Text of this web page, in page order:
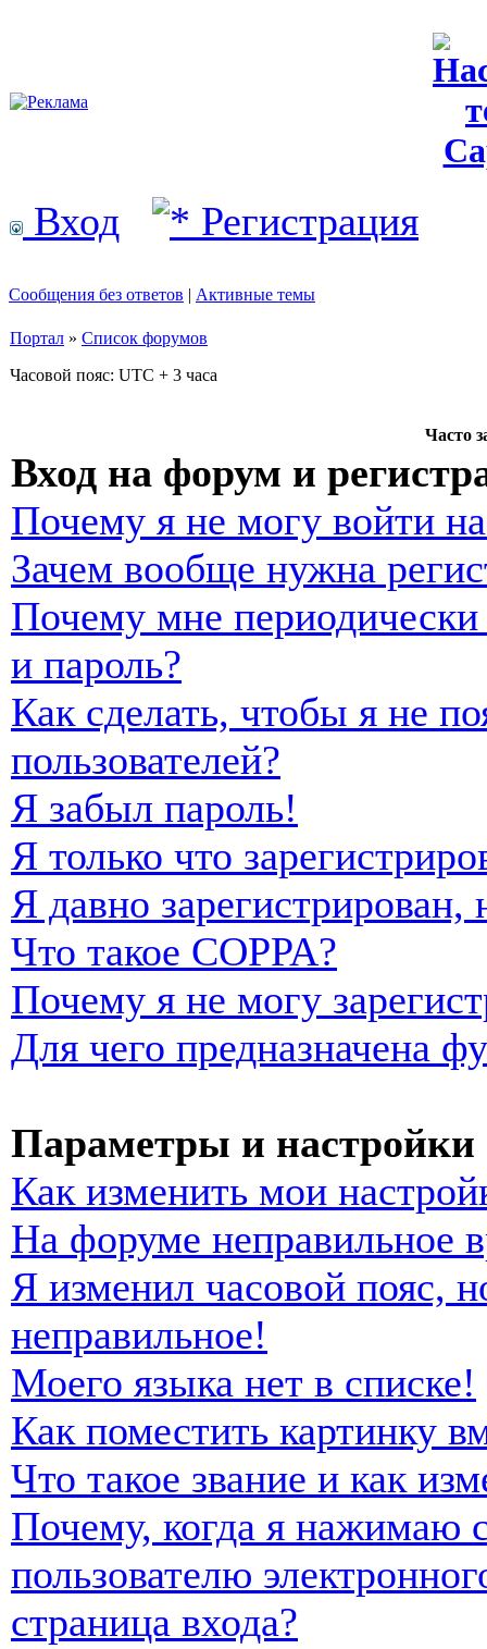
Вход Регистрация
Сообщения без ответов | Активные темы
Портал » Список форумов
Часовой пояс: UTC + 3 часа
Часто
Вход на форум и
Почему я не могу войти
Зачем вообще нужна
Почему мне периодически
и пароль?
Как сделать, чтобы я не
пользователей?
Я забыл пароль!
Я только что
Я давно
Что такое COPPA?
Почему я не могу
Для чего предназначена
Параметры и настройки
Как изменить мои
На форуме неправильное
Я изменил часовой пояс,
неправильное!
Моего языка нет в списке!
Как поместить картинку
Что такое звание и как
Почему, когда я нажимаю
пользователю
страница входа?